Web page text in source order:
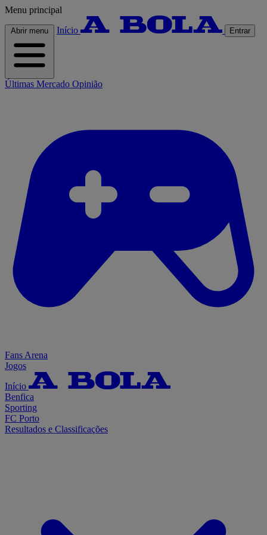
Menu principal
Abrir menu Início Entrar
Últimas Mercado Opinião
Fans Arena
Jogos
Início
Benfica
Sporting
FC Porto
Resultados e Classificações